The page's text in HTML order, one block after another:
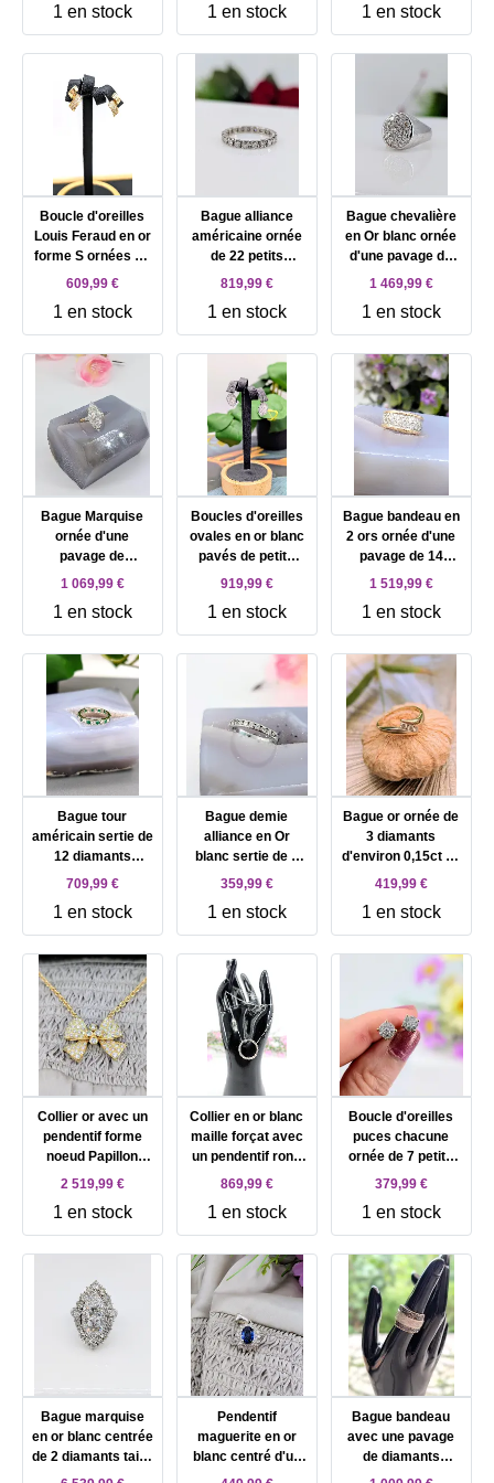
CT) 3,84g
1 en stock
CT) 2,57g
1 en stock
39 diamants au
total Or 750
Millième (18 CT)
11,09g
1 en stock
Boucle d'oreilles
Louis Feraud en or
forme S ornées de
diamants d'environ
750 Millième (18
CT) 4,63g
609,99 €
1 en stock
Bague alliance
américaine ornée
de 22 petits
diamants d'environ
750 Millième (18
CT) 3g
819,99 €
1 en stock
Bague chevalière
en Or blanc ornée
d'une pavage de
diamants d'environ
750 Millième (18
CT) 9,15g
1 469,99 €
1 en stock
Bague Marquise
ornée d'une
pavage de
diamants d'environ
750 Millième (18
CT) 4,67g
1 069,99 €
1 en stock
Boucles d'oreilles
ovales en or blanc
pavés de petits
diamants d'environ
750 Millième (18
CT) 3,9g
919,99 €
1 en stock
Bague bandeau en
2 ors ornée d'une
pavage de 14
diamants d'environ
750 Millième (18
CT) 7,88g
1 519,99 €
1 en stock
Bague tour
américain sertie de
12 diamants
(d'environ 0,72ct
émeraudes Or 750
Millième (18 CT)
2,52g
709,99 €
1 en stock
Bague demie
alliance en Or
blanc sertie de 9
diamants brillants
total Or 750
Millième (18 CT)
1,95g
359,99 €
1 en stock
Bague or ornée de
3 diamants
d'environ 0,15ct au
total Or 750
2,59g
419,99 €
1 en stock
Collier or avec un
pendentif forme
noeud Papillon
pavé de 84
1,8ct au total Or
750 Millième (18
CT) 15,58g
2 519,99 €
1 en stock
Collier en or blanc
maille forçat avec
un pendentif rond
serti de 32
0,64ct au total Or
750 Millième (18
CT) 4,68g
869,99 €
1 en stock
Boucle d'oreilles
puces chacune
ornée de 7 petits
diamants d'environ
750 Millième (18
CT) 1,61g
379,99 €
1 en stock
Bague marquise
en or blanc centrée
de 2 diamants taille
ancienne d'environ
Pendentif
maguerite en or
blanc centré d'un
beau saphir
Bague bandeau
avec une pavage
de diamants
blancs épaulée des